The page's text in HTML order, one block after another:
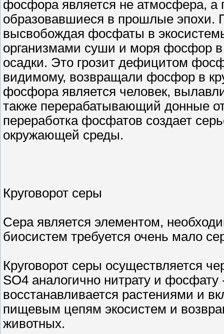
фосфора является не атмосфера, а
образовавшиеся в прошлые эпохи.
высвобождая фосфаты в
организмами суши и моря фосфор
осадки. Это грозит дефицитом
видимому, возвращали фосфор в
фосфора является человек,
также перерабатывающий донные
переработка фосфатов создает
окружающей среды.
Круговорот серы
Сера является элементом,
биосистем требуется очень мало
Круговорот серы осуществляется
SO4 аналогично нитрату и
восстанавливается растениями и
пищевым цепям экосистем и
животных.